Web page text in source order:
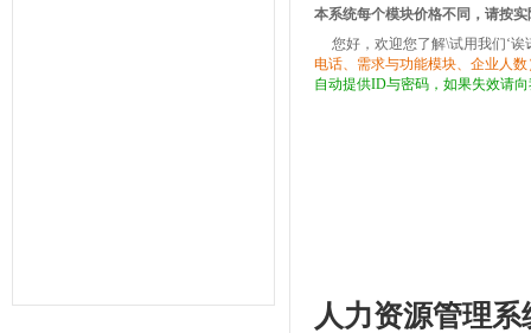
本系统每个模块价格不同，请按
您好，欢迎您了解\试用我们‘诶
电话、 需求与功能模块、企业人数
自动提供ID与密码，如果失效请向
人力资源管理系